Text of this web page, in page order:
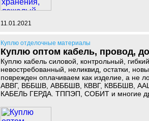
11.01.2021
Куплю отделочные материалы
Куплю оптом кабель, провод,
Куплю кабель силовой, контрольный,
невостребованный, неликвид, остатки,
поврежден оплачиваем как изделие, а не
АВВГ, ВББШВ, АВББШВ, КВВГ, КВББШВ,
КАБЕЛЬ ГЕРДА. ТППЭП, СОБИТ и многие